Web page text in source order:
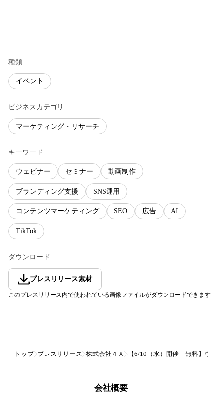
種類
イベント
ビジネスカテゴリ
マーケティング・リサーチ
キーワード
ウェビナー セミナー 動画制作
ブランディング支援 SNS運用
コンテンツマーケティング SEO 広告 AI
TikTok
ダウンロード
プレスリリース素材
このプレスリリース内で使われている画像ファイルがダウンロードできます
トップ プレスリリース 株式会社４Ｘ 【6/10（水）開催｜無料】ウ
会社概要